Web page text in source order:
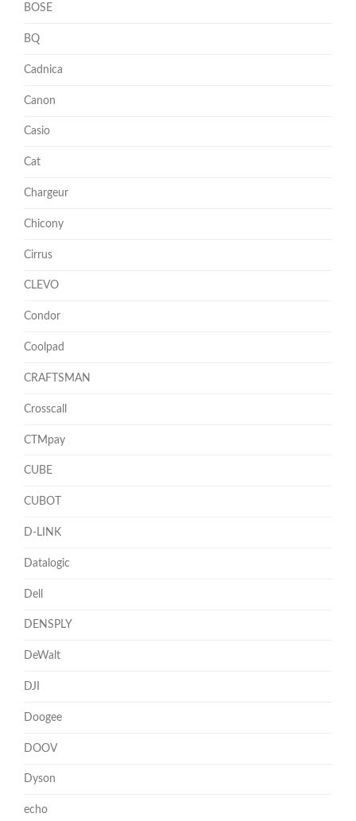
BOSE
BQ
Cadnica
Canon
Casio
Cat
Chargeur
Chicony
Cirrus
CLEVO
Condor
Coolpad
CRAFTSMAN
Crosscall
CTMpay
CUBE
CUBOT
D-LINK
Datalogic
Dell
DENSPLY
DeWalt
DJI
Doogee
DOOV
Dyson
echo